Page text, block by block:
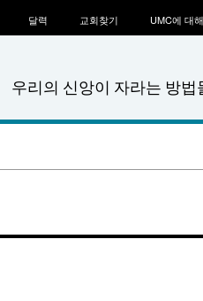
우리의 신앙이 자라는 방법
달력 교회찾기 UMC에 대